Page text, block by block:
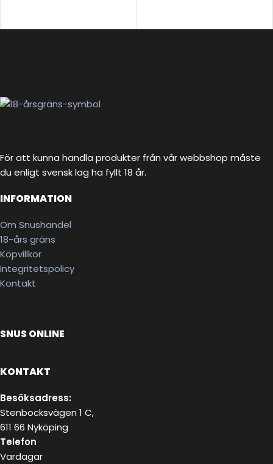
För att kunna handla produkter från vår webbshop måste
du enligt svensk lag ha fyllt 18 år.
INFORMATION
Om Snushandel
18-års gräns
Köpvillkor
Integritetspolicy
Kontakt
SNUS ONLINE
KONTAKT
Besöksadress:
Stenbocksvägen 1 C,
611 66 Nyköping
Telefon
Vardagar